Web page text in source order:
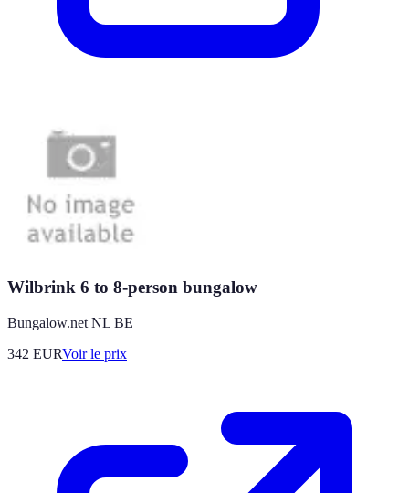
Wilbrink 6 to 8-person bungalow
Bungalow.net NL BE
342 EURVoir le prix